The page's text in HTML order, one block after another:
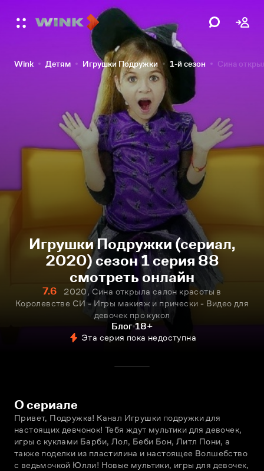
Wink Детям Игрушки Подружки 1-й сезон Сина
Игрушки Подружки (сериал,
2020) сезон 1 серия 88
смотреть онлайн
7.6
2020, Сина открыла салон красоты в
Королевстве СИ - Игры макияж и прически - Видео для
девочек про кукол
Блог 18+
Эта серия пока недоступна
О сериале
Привет, Подружка! Канал Игрушки подружки для
настоящих девчонок! Тебя ждут мультики для девочек,
игры с куклами Барби, Лол, Беби Бон, Литл Пони, а
также поделки из пластилина и настоящее Волшебство
с ведьмочкой Юлли! Новые мультики, игры для девочек,